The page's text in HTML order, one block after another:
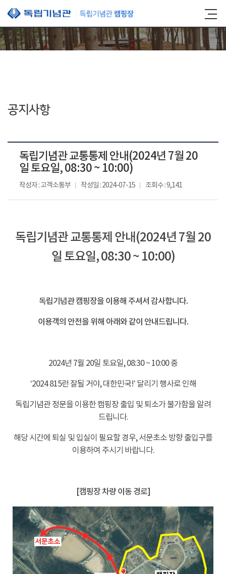
본문 바로가기
공지사항
독립기념관 교통통제 안내(2024년 7월 20
일 토요일, 08:30 ~ 10:00)
작성자 : 고객소통부 작성일 : 2024-07-15 조회수 : 9,141
독립기념관 교통통제 안내(2024년 7월 20
일 토요일, 08:30 ~ 10:00)
독립기념관 캠핑장을 이용해 주셔서 감사합니다.
이용객의 안전을 위해 아래와 같이 안내드립니다.
2024년 7월 20일 토요일, 08:30 ~ 10:00 중
‘2024 815런 잘될 거야, 대한민국!’ 달리기 행사로 인해
독립기념관 정문을 이용한 캠핑장 출입 및 퇴소가 불가함을 알려
드립니다.
해당 시간에 퇴실 및 입실이 필요할 경우, 서문초소 방향 출입구를
이용하여 주시기 바랍니다.
[캠핑장 차량 이동 경로]